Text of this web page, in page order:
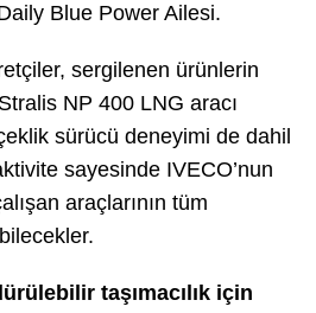
Blue Power Ailesi.
sergilenen ürünlerin
NP 400 LNG aracı
sürücü deneyimi de dahil
sayesinde IVECO’nun
araçlarının tüm
taşımacılık için